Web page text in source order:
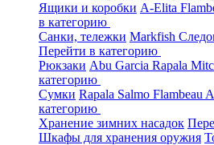
Ящики и коробки A-Elita
в категорию
Санки, тележки Markfish
Перейти в категорию
Рюкзаки Abu Garcia Rapala
категорию
Сумки Rapala Salmo Flambeau
категорию
Хранение зимних насадок
Шкафы для хранения оружия